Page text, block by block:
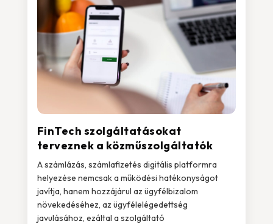
FinTech szolgáltatásokat
terveznek a közműszolgáltatók
A számlázás, számlafizetés digitális platformra
helyezése nemcsak a működési hatékonyságot
javítja, hanem hozzájárul az ügyfélbizalom
növekedéséhez, az ügyfélelégedettség
javulásához, ezáltal a szolgáltató